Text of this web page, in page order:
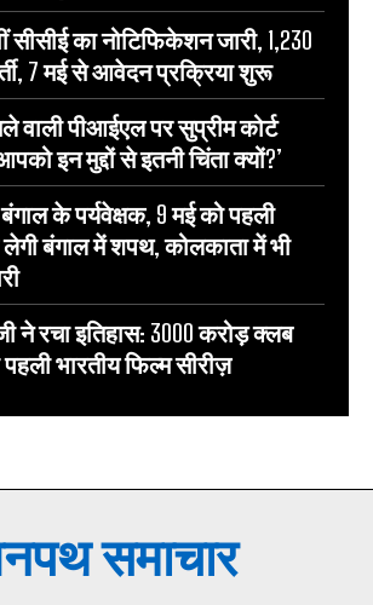
सीसीई का नोटिफिकेशन जारी, 1,230
7 मई से आवेदन प्रक्रिया शुरू
वाली पीआईएल पर सुप्रीम कोर्ट
इन मुद्दों से इतनी चिंता क्यों?’
के पर्यवेक्षक, 9 मई को पहली
बंगाल में शपथ, कोलकाता में भी
ने रचा इतिहास: 3000 करोड़ क्लब
भारतीय फिल्म सीरीज़
समाचार